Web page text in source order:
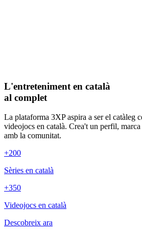
L'entreteniment en català
al complet
La plataforma 3XP aspira a ser el catàleg
videojocs en català. Crea't un perfil,
amb la comunitat.
+200
Sèries en català
+350
Videojocs en català
Descobreix ara